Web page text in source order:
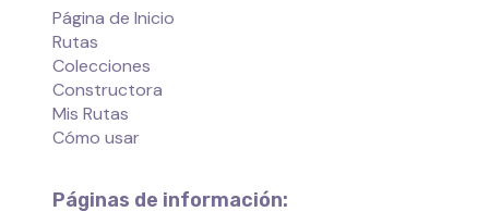
Página de Inicio
Rutas
Colecciones
Constructora
Mis Rutas
Cómo usar
Páginas de información: